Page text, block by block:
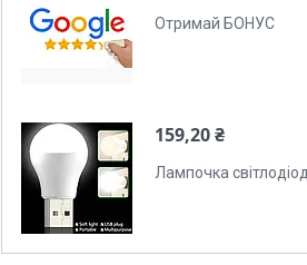
Отримай БОНУС
159,20 ₴
Лампочка